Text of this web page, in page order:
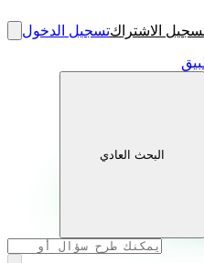
الاشتراكتسجيل الدخول
البحث العادي